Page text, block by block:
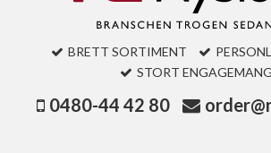
BRETT SORTIMENT
STORT ENGAGEMANG
0480-44 42 80